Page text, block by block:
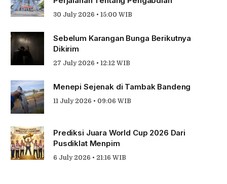
30 July 2026 • 15:00 WIB
Sebelum Karangan Bunga Berikutnya
Dikirim
27 July 2026 • 12:12 WIB
Menepi Sejenak di Tambak Bandeng
11 July 2026 • 09:06 WIB
Prediksi Juara World Cup 2026 Dari
Pusdiklat Menpim
6 July 2026 • 21:16 WIB